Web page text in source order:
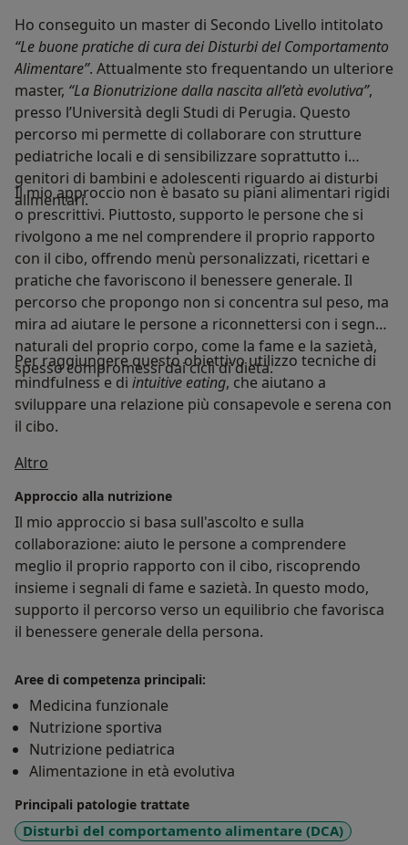
Ho conseguito un master di Secondo Livello intitolato
“Le buone pratiche di cura dei Disturbi del Comportamento
Alimentare”. Attualmente sto frequentando un ulteriore
master, “La Bionutrizione dalla nascita all’età evolutiva”,
presso l’Università degli Studi di Perugia. Questo
percorso mi permette di collaborare con strutture
pediatriche locali e di sensibilizzare soprattutto i
genitori di bambini e adolescenti riguardo ai disturbi
alimentari.
Il mio approccio non è basato su piani alimentari rigidi
o prescrittivi. Piuttosto, supporto le persone che si
rivolgono a me nel comprendere il proprio rapporto
con il cibo, offrendo menù personalizzati, ricettari e
pratiche che favoriscono il benessere generale. Il
percorso che propongo non si concentra sul peso, ma
mira ad aiutare le persone a riconnettersi con i segnali
naturali del proprio corpo, come la fame e la sazietà,
spesso compromessi dai cicli di dieta.
Per raggiungere questo obiettivo utilizzo tecniche di
mindfulness e di intuitive eating, che aiutano a
sviluppare una relazione più consapevole e serena con
il cibo.
Altro
Approccio alla nutrizione
Il mio approccio si basa sull'ascolto e sulla
collaborazione: aiuto le persone a comprendere
meglio il proprio rapporto con il cibo, riscoprendo
insieme i segnali di fame e sazietà. In questo modo,
supporto il percorso verso un equilibrio che favorisca
il benessere generale della persona.
Aree di competenza principali:
Medicina funzionale
Nutrizione sportiva
Nutrizione pediatrica
Alimentazione in età evolutiva
Principali patologie trattate
Disturbi del comportamento alimentare (DCA)